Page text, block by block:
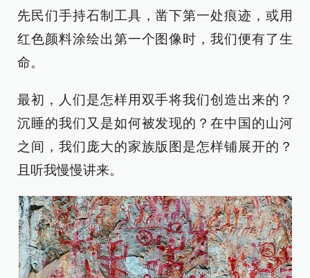
先民们手持石制工具，凿下第一处痕迹，或用
红色颜料涂绘出第一个图像时，我们便有了生
命。
最初，人们是怎样用双手将我们创造出来的？
沉睡的我们又是如何被发现的？在中国的山河
之间，我们庞大的家族版图是怎样铺展开的？
且听我慢慢讲来。